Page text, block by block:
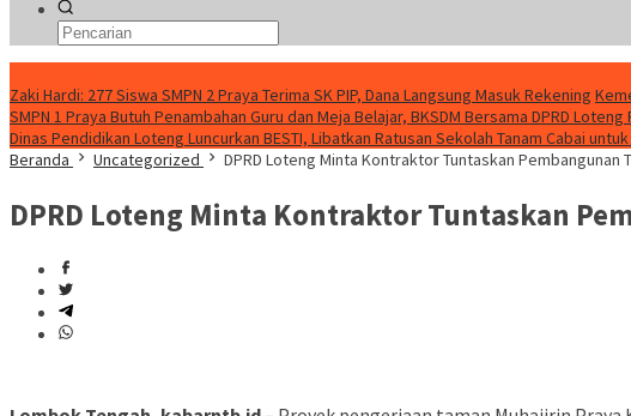
Zaki Hardi: 277 Siswa SMPN 2 Praya Terima SK PIP, Dana Langsung Masuk Rekening
SMPN 1 Praya Butuh Penambahan Guru dan Meja Belajar, BKSDM Bersama DPRD
Dinas Pendidikan Loteng Luncurkan BESTI, Libatkan Ratusan Sekolah Tanam Cabai
Beranda
Uncategorized DPRD Loteng Minta Kontraktor Tuntaskan Pembangunan
DPRD Loteng Minta Kontraktor Tuntaskan